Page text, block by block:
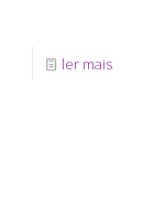
ler mais